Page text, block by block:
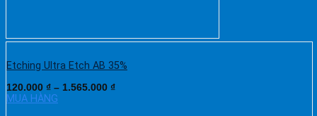
Etching Ultra Etch AB 35%
120.000 ₫ – 1.565.000 ₫
MUA HÀNG